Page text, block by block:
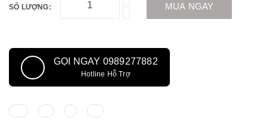
SỐ LƯỢNG: MUA NGAY
GỌI NGAY 0989277882
Hotline Hỗ Trợ